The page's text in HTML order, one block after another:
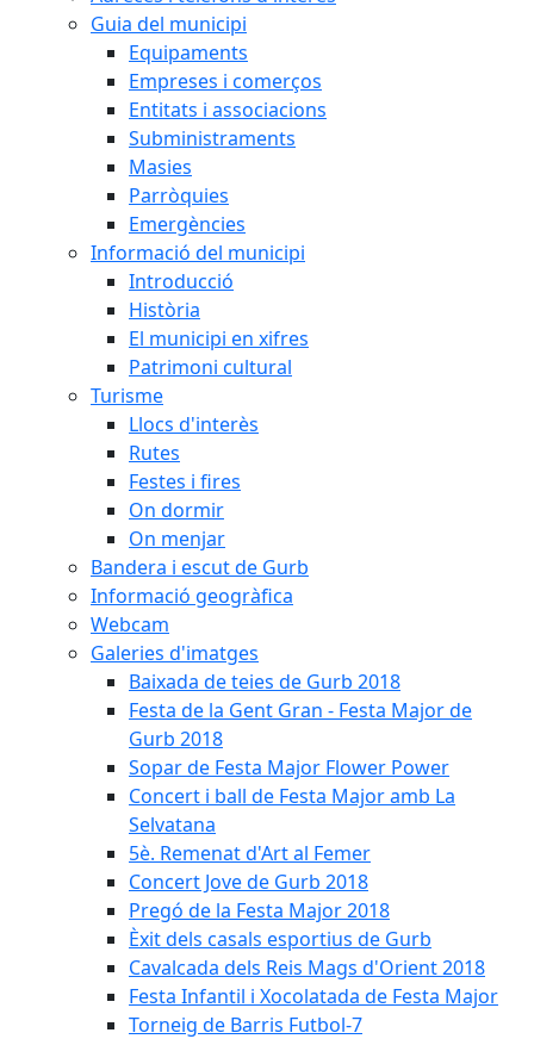
Guia del municipi
Equipaments
Empreses i comerços
Entitats i associacions
Subministraments
Masies
Parròquies
Emergències
Informació del municipi
Introducció
Història
El municipi en xifres
Patrimoni cultural
Turisme
Llocs d'interès
Rutes
Festes i fires
On dormir
On menjar
Bandera i escut de Gurb
Informació geogràfica
Webcam
Galeries d'imatges
Baixada de teies de Gurb 2018
Festa de la Gent Gran - Festa Major de
Gurb 2018
Sopar de Festa Major Flower Power
Concert i ball de Festa Major amb La
Selvatana
5è. Remenat d'Art al Femer
Concert Jove de Gurb 2018
Pregó de la Festa Major 2018
Èxit dels casals esportius de Gurb
Cavalcada dels Reis Mags d'Orient 2018
Festa Infantil i Xocolatada de Festa Major
Torneig de Barris Futbol-7